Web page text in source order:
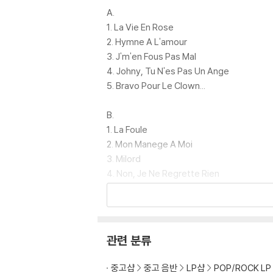
A.
1. La Vie En Rose
2. Hymne A L'amour
3. J'm'en Fous Pas Mal
4. Johny, Tu N'es Pas Un Ange
5. Bravo Pour Le Clown...
B.
1. La Foule
2. Mon Manege A Moi
3. Milord
4. Non, Je Ne Regrette Rien
5. Les Mots D'amour...
A면 재생 테스트 완료.A면 지속적인 잡음 있
관련 분류
중고샵 중고 음반 LP샵 POP/ROCK LP